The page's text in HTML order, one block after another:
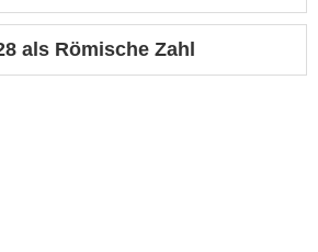
als Römische Zahl